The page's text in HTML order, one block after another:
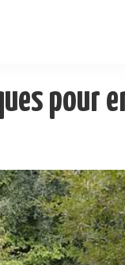
pour